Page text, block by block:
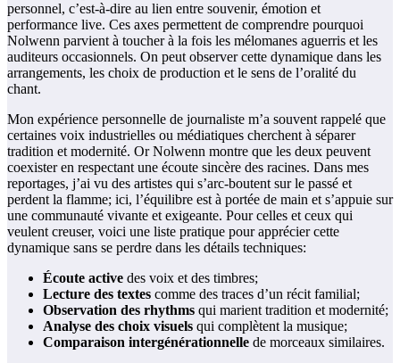
personnel, c’est-à-dire au lien entre souvenir, émotion et
performance live. Ces axes permettent de comprendre pourquoi
Nolwenn parvient à toucher à la fois les mélomanes aguerris et les
auditeurs occasionnels. On peut observer cette dynamique dans les
arrangements, les choix de production et le sens de l’oralité du
chant.
Mon expérience personnelle de journaliste m’a souvent rappelé que
certaines voix industrielles ou médiatiques cherchent à séparer
tradition et modernité. Or Nolwenn montre que les deux peuvent
coexister en respectant une écoute sincère des racines. Dans mes
reportages, j’ai vu des artistes qui s’arc-boutent sur le passé et
perdent la flamme; ici, l’équilibre est à portée de main et s’appuie sur
une communauté vivante et exigeante. Pour celles et ceux qui
veulent creuser, voici une liste pratique pour apprécier cette
dynamique sans se perdre dans les détails techniques:
Écoute active des voix et des timbres;
Lecture des textes comme des traces d’un récit familial;
Observation des rhythms qui marient tradition et modernité;
Analyse des choix visuels qui complètent la musique;
Comparaison intergénérationnelle de morceaux similaires.